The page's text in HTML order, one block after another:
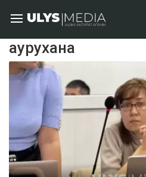
аурухана